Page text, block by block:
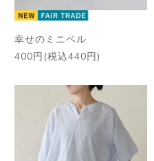
幸せのミニベル
400円(税込440円)